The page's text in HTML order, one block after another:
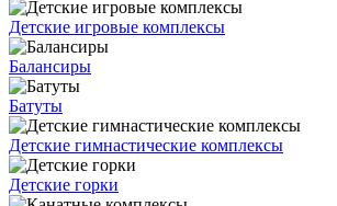
Детские игровые комплексы
Балансиры
Батуты
Детские гимнастические комплексы
Детские горки